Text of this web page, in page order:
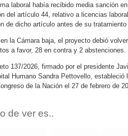
laboral había recibido media sanción
del artículo 44, relativo a licencias
de dicho artículo antes de su tratamiento
la Cámara baja, el proyecto debió
a favor, 28 en contra y 2 abstenciones.
137/2026, firmado por el presidente
Humano Sandra Pettovello, estableció
de la Nación el 27 de febrero de
de ver es..